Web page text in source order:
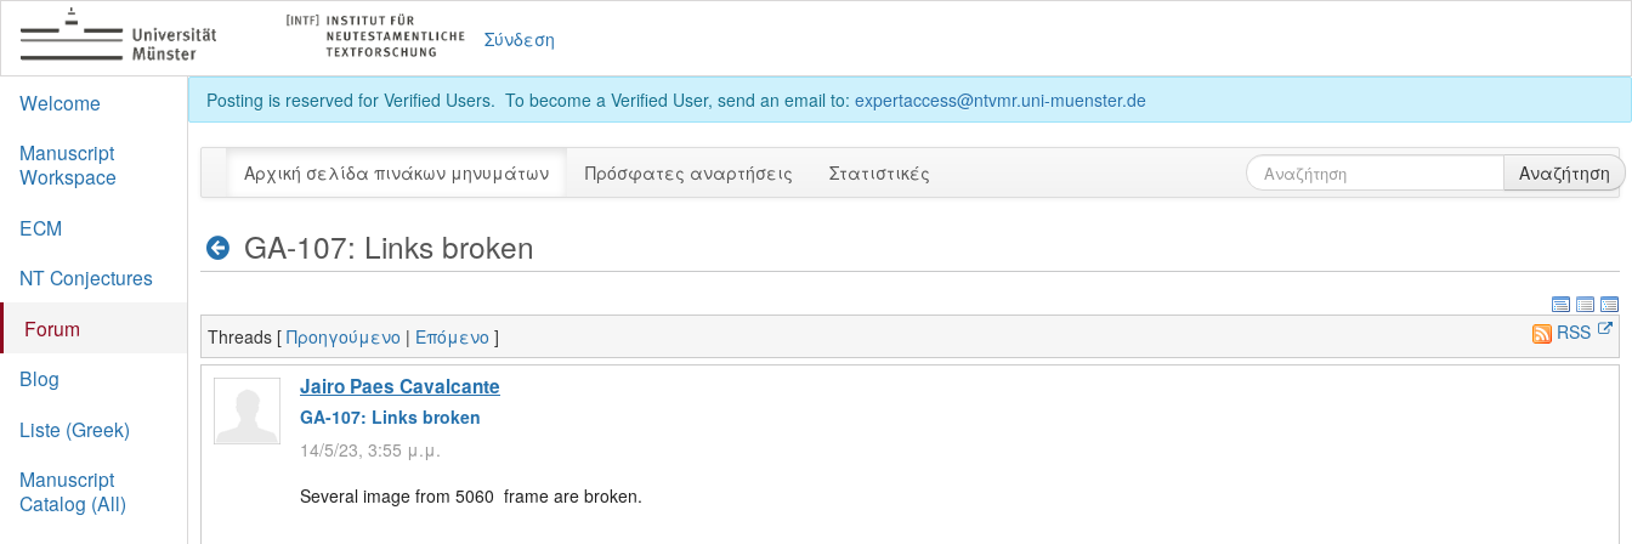
Σύνδεση
Welcome
Manuscript
Workspace
ECM
NT Conjectures
Forum
Blog
Liste (Greek)
Manuscript
Catalog (All)
Posting is reserved for Verified Users. To become a Verified User, send an email to: expertaccess@ntvmr.uni-muenster.de
Αρχική σελίδα πινάκων μηνυμάτων Πρόσφατες αναρτήσεις Στατιστικές Αναζήτηση
GA-107: Links broken
Threads [ Προηγούμενο | Επόμενο ] RSS
Jairo Paes Cavalcante
GA-107: Links broken
14/5/23, 3:55 μ.μ.
Several image from 5060 frame are broken.